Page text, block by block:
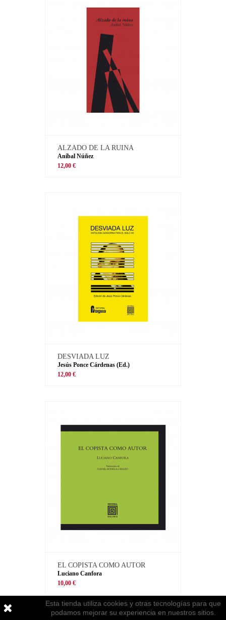
ALZADO DE LA RUINA
Aníbal Núñez
12,00 €
DESVIADA LUZ
Jesús Ponce Cárdenas (Ed.)
12,00 €
EL COPISTA COMO AUTOR
Luciano Canfora
10,00 €
Esta tienda utiliza cookies y otras tecnologías para que
podamos mejorar su experiencia en nuestros sitios.